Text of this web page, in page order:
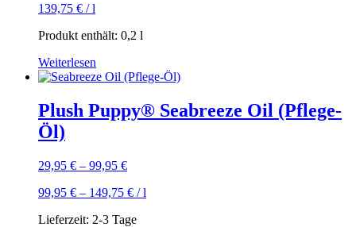
139,75 € /l
Produkt enthält: 0,2 l
Weiterlesen
Plush Puppy® Seabreeze Oil (Pflege-
Öl)
29,95 € – 99,95 €
99,95 € – 149,75 € /l
Lieferzeit: 2-3 Tage